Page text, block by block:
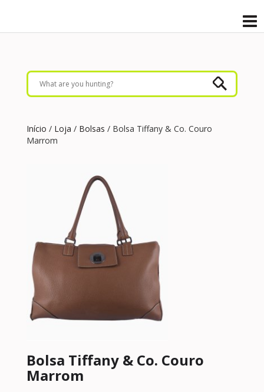
Início / Loja / Bolsas / Bolsa Tiffany & Co. Couro
Marrom
Bolsa Tiffany & Co. Couro
Marrom